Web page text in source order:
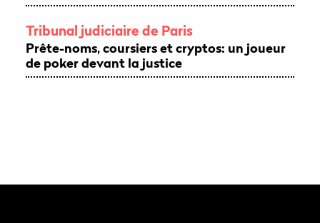
Tribunal judiciaire de Paris
Prête-noms, coursiers et cryptos: un joueur
de poker devant la justice